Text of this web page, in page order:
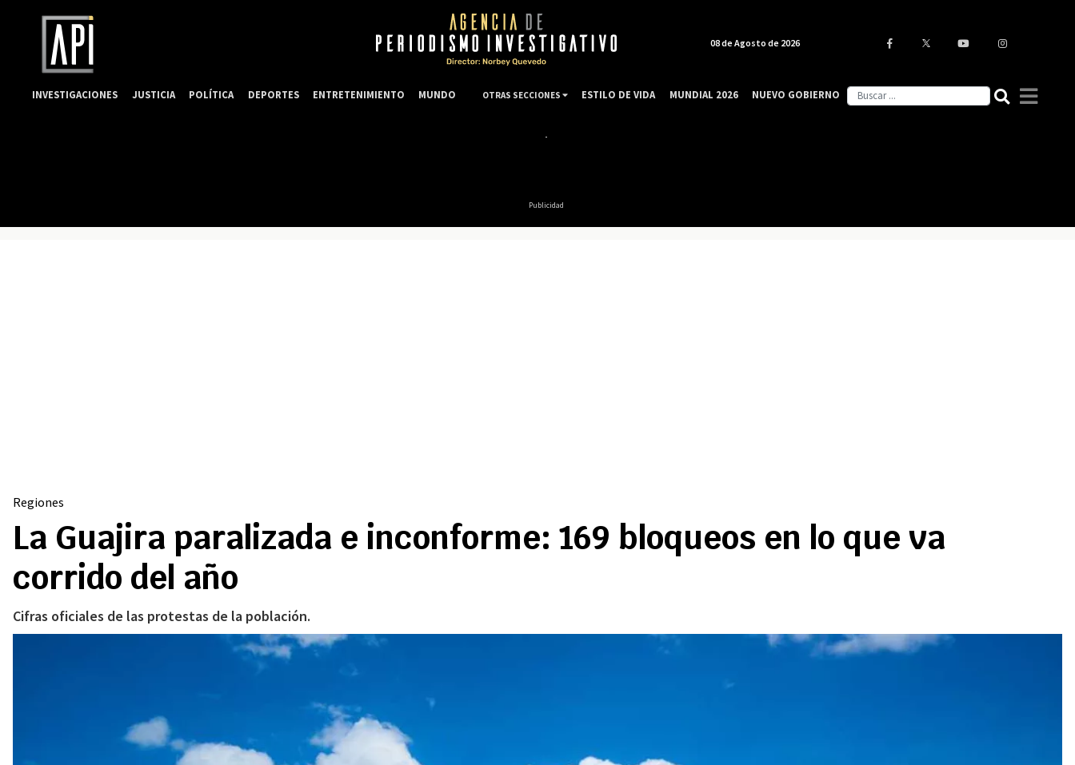
Publicidad
Regiones
La Guajira paralizada e inconforme: 169 bloqueos en lo que va
corrido del año
Cifras oficiales de las protestas de la población.
08 de Agosto de 2026
INVESTIGACIONES JUSTICIA POLÍTICA DEPORTES ENTRETENIMIENTO MUNDO OTRAS SECCIONES ESTILO DE VIDA MUNDIAL 2026 NUEVO GOBIERNO